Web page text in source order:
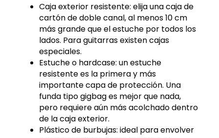
Caja exterior resistente: elija una caja de
cartón de doble canal, al menos 10 cm
más grande que el estuche por todos los
lados. Para guitarras existen cajas
especiales.
Estuche o hardcase: un estuche
resistente es la primera y más
importante capa de protección. Una
funda tipo gigbag es mejor que nada,
pero requiere aún más acolchado dentro
de la caja exterior.
Plástico de burbujas: ideal para envolver